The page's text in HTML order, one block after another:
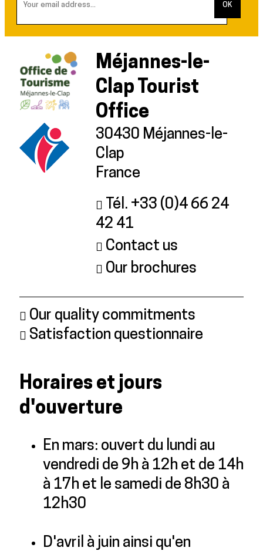
Méjannes-le-
Clap Tourist
Office
30430 Méjannes-le-
Clap
France
Tél. +33 (0)4 66 24
42 41
Contact us
Our brochures
Our quality commitments
Satisfaction questionnaire
Horaires et jours
d'ouverture
En mars: ouvert du lundi au
vendredi de 9h à 12h et de 14h
à 17h et le samedi de 8h30 à
12h30
D'avril à juin ainsi qu'en